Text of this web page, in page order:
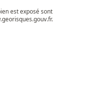
est exposé sont
.